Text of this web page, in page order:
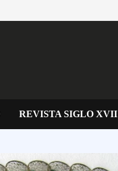
REVISTA SIGLO XVII